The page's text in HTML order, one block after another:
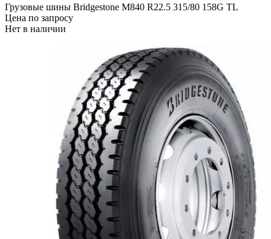
Грузовые шины Bridgestone M840 R22.5 315/80 158G TL
Цена по запросу
Нет в наличии